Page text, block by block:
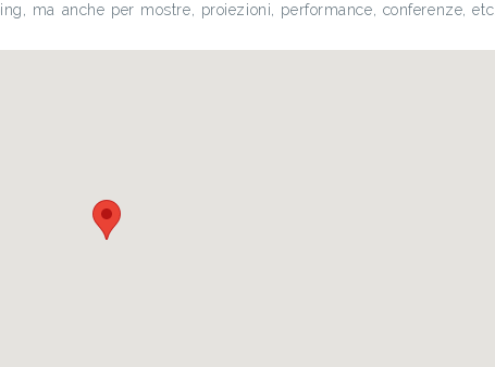
ma anche per mostre, proiezioni, performance, conferenze, etc.